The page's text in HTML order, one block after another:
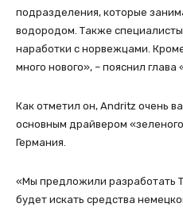
подразделения, которые
водородом. Также
наработки с норвежцами.
много нового», – пояснил глава
Как отметил он, Andritz очень
основным драйвером
Германия.
«Мы предложили разработать
будет искать средства